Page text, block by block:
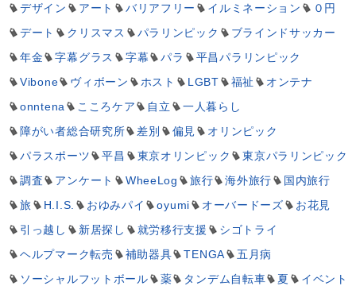
デザイン
アート バリアフリー イルミネーション
０円
デート
クリスマス パラリンピック
ブラインドサッカー
年金
字幕グラス 字幕 パラ
平昌パラリンピック
Vibone
ヴィボーン ホスト LGBT 福祉
オンテナ
onntena
こころケア 自立
一人暮らし
障がい者総合研究所
差別 偏見
オリンピック
パラスポーツ
平昌 東京オリンピック
東京パラリンピック
調査
アンケート WheeLog 旅行 海外旅行
国内旅行
旅
H.I.S. おゆみパイ oyumi オーバードーズ
お花見
引っ越し
新居探し 就労移行支援
シゴトライ
ヘルプマーク転売
補助器具 TENGA
五月病
ソーシャルフットボール
薬 タンデム自転車 夏
イベント